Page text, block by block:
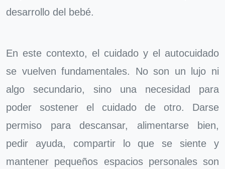
desarrollo del bebé.
En este contexto, el cuidado y el autocuidado
se vuelven fundamentales. No son un lujo ni
algo secundario, sino una necesidad para
poder sostener el cuidado de otro. Darse
permiso para descansar, alimentarse bien,
pedir ayuda, compartir lo que se siente y
mantener pequeños espacios personales son